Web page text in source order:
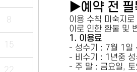
8
15
22
▶예약 전
이용 수칙 미숙지
이로 인한 환불 및
1. 이용료
- 성수기 : 7월 1일
- 비수기 : 1년중
- 주 말 : 금요일,